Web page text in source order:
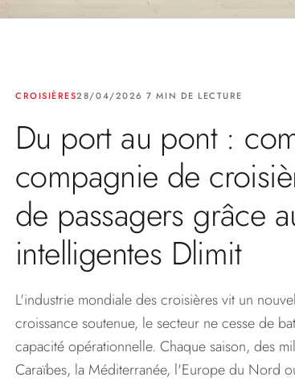
CROISIÈRES28/04/2026 7 MIN DE LECTURE
Du port au pont :
compagnie de
de passagers grâce
intelligentes Dlimit
L'industrie mondiale des croisières vit un
croissance soutenue, le secteur ne cesse de
capacité opérationnelle. Chaque saison, des
Caraïbes, la Méditerranée, l'Europe du Nord